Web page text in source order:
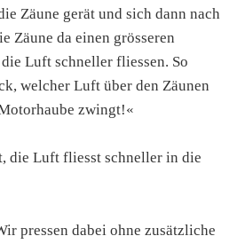
Zäune gerät und sich dann nach
Zäune da einen grösseren
Luft schneller fliessen. So
welcher Luft über den Zäunen
zwingt!«
die Luft fliesst schneller in die
pressen dabei ohne zusätzliche